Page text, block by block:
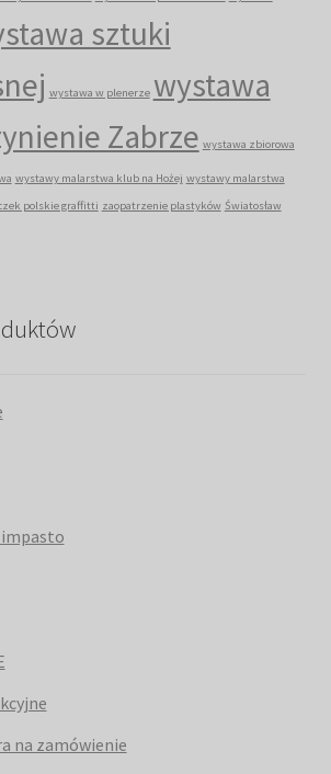
sztuki
wystawa w plenerze wystawa
Zabrze wystawa zbiorowa
wystawy malarstwa klub na Hożej wystawy malarstwa
polskie graffitti zaopatrzenie plastyków Światosław
na zamówienie